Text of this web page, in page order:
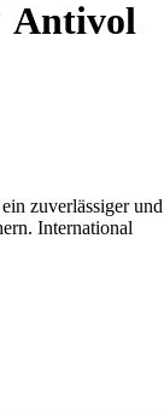
Antivol
zuverlässiger und
International